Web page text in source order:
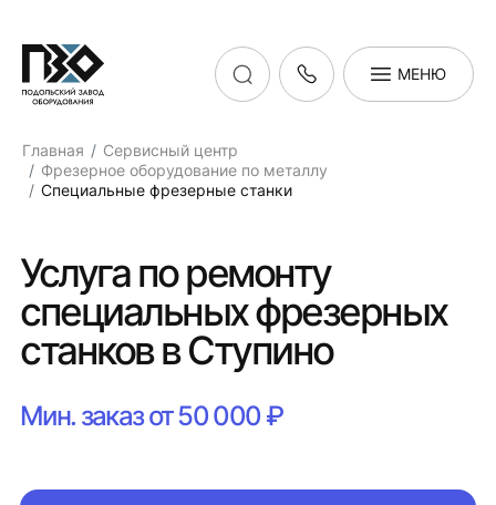
МЕНЮ
Главная
Сервисный центр
Фрезерное оборудование по металлу
Специальные фрезерные станки
Услуга по ремонту
специальных фрезерных
станков в Ступино
Мин. заказ от 50 000 ₽